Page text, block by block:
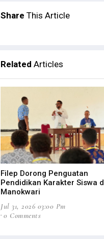
Share This Article
Related Articles
Filep Dorong Penguatan
Pendidikan Karakter Siswa
Manokwari
Jul 31, 2026 03:00 Pm
0 Comments